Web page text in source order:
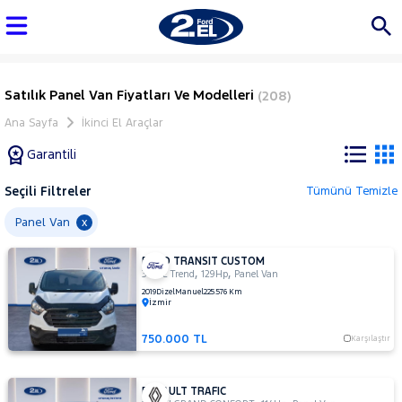
Satılık Panel Van Fiyatları Ve Modelleri (208)
Ana Sayfa İkinci El Araçlar
Garantili
Tüm
Araçlar
AUDI
BMC
BMW
BYD
Seçili Filtreler Tümünü Temizle
Panel Van x
FORD TRANSIT CUSTOM
340 L Trend ,129Hp, Panel Van
2019DizelManuel225.576 Km
İzmir
750.000 TL Karşılaştır
RENAULT TRAFIC